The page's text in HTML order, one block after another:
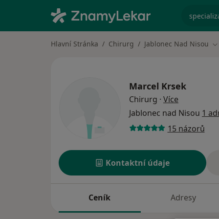
Hlavní Stránka Chirurg Jablonec Nad Nisou
Marcel Krsek
Chirurg · Více
Jablonec nad Nisou 1
15 názorů
Kontaktní údaje
Ceník Adresy